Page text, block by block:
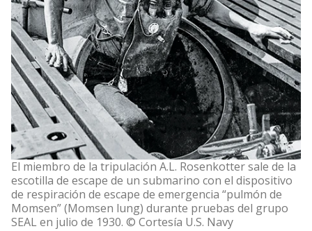
El miembro de la tripulación A.L. Rosenkotter sale de la
escotilla de escape de un submarino con el dispositivo
de respiración de escape de emergencia “pulmón de
Momsen” (Momsen lung) durante pruebas del grupo
SEAL en julio de 1930. © Cortesía U.S. Navy